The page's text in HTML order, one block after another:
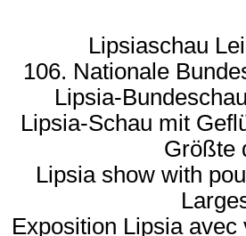
Lipsiaschau
106. Nationale
Lipsia-
Lipsia-Schau mit
Größte
Lipsia show with
Exposition Lipsia